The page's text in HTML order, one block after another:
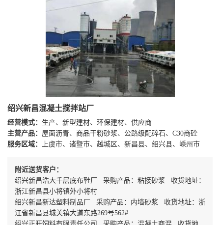
绍兴新昌混凝土搅拌站厂
经营模式： 生产、新型建材、环保建材、供应商
主营产品： 屋面沥青、商品干粉砂浆、公路级配碎石、C30商砼
服务区域：
上虞市、诸暨市、越城区、新昌县、绍兴县、嵊州市
附近送货客户：
绍兴新昌浩大千层底布鞋厂 采购产品：粘接砂浆 收货地址：
浙江新昌县小将镇外小将村
绍兴新昌新达塑料制品厂 采购产品：内墙砂浆 收货地址：浙
江省新昌县城关镇大道东路269号562#